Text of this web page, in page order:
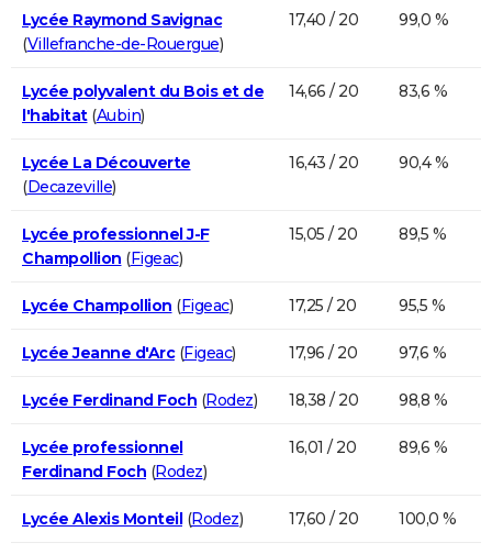
Lycée Raymond Savignac
(Villefranche-de-Rouergue)
17,40 / 20 99,0 %
Lycée polyvalent du Bois et de
l'habitat(Aubin)
14,66 / 20 83,6 %
Lycée La Découverte
(Decazeville)
16,43 / 20 90,4 %
Lycée professionnel J-F
Champollion (Figeac)
15,05 / 20 89,5 %
Lycée Champollion (Figeac) 17,25 / 20 95,5 %
Lycée Jeanne d'Arc(Figeac) 17,96 / 20 97,6 %
Lycée Ferdinand Foch (Rodez) 18,38 / 20 98,8 %
Lycée professionnel
Ferdinand Foch (Rodez)
16,01 / 20 89,6 %
Lycée Alexis Monteil(Rodez) 17,60 / 20 100,0 %